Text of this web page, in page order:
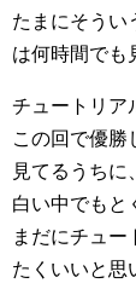
たまにそうい
は何時間でも
チュートリ
この回で優勝
見てるうち
白い中でもと
まだにチュー
たくいいと